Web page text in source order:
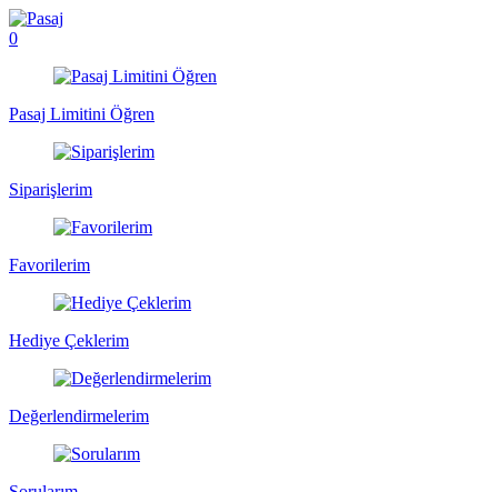
0
Pasaj Limitini Öğren
Siparişlerim
Favorilerim
Hediye Çeklerim
Değerlendirmelerim